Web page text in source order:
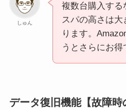
しゅん
複数台購入する
スパの高さは
ります。
うとさらにお得
データ復旧機能【故障時